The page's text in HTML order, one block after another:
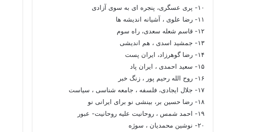
۱۰- پری عسگری، پنجره ای به سوی آزادی
۱۱- رضا علوی ، آشیانه اندیشه ها
۱۲- قاسم شعله سعدی، راه سوم
۱۳- جمشید اسدی ، هم اندیشی
۱۴- رضا گوهرزاد، ایران پست
۱۵- سعید احمدی ، ایران پاد
۱۶- روح الله رحیم پور ، زنگ خبر
۱۷- جلال ایجادی، فلسفه ، جامعه شناسی ، سیاست
۱۸- رضا حسین بر، بینشی نو برای ایرانی نو
۱۹- احمد شمس ، روحانیت علیه روحانیت- عبور
۲۰- نوشین محمدیان ، سوژه